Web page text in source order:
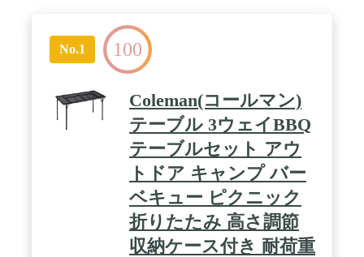
No.1 100
Coleman(コールマン)
テーブル 3ウェイBBQ
テーブルセット アウ
トドア キャンプ バー
ベキュー ピクニック
折りたたみ 高さ調節
収納ケース付き 耐荷重